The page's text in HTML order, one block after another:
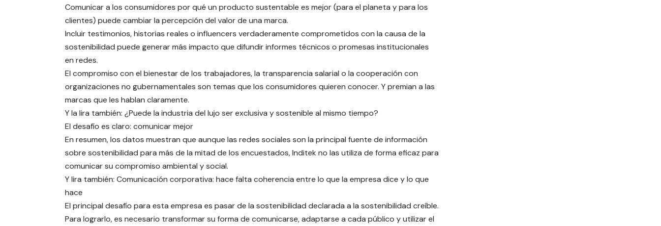
Comunicar a los consumidores por qué un producto sustentable es mejor (para el planeta y para los
clientes) puede cambiar la percepción del valor de una marca.
Incluir testimonios, historias reales o influencers verdaderamente comprometidos con la causa de la
sostenibilidad puede generar más impacto que difundir informes técnicos o promesas institucionales
en redes.
El compromiso con el bienestar de los trabajadores, la transparencia salarial o la cooperación con
organizaciones no gubernamentales son temas que los consumidores quieren conocer. Y premian a las
marcas que les hablan claramente.
Y la lira también: ¿Puede la industria del lujo ser exclusiva y sostenible al mismo tiempo?
El desafío es claro: comunicar mejor
En resumen, los datos muestran que aunque las redes sociales son la principal fuente de información
sobre sostenibilidad para más de la mitad de los encuestados, Inditek no las utiliza de forma eficaz para
comunicar su compromiso ambiental y social.
Y lira también: Comunicación corporativa: hace falta coherencia entre lo que la empresa dice y lo que
hace
El principal desafío para esta empresa es pasar de la sostenibilidad declarada a la sostenibilidad creíble.
Para lograrlo, es necesario transformar su forma de comunicarse, adaptarse a cada público y utilizar el